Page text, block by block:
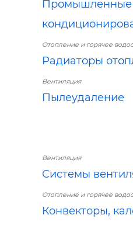
Промышленные
Отопление и горячее
Радиаторы
Вентиляция
Пылеудаление
Вентиляция
Системы
Отопление и горячее
Конвекторы,